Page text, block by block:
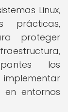
Linux,
prácticas,
proteger
los
implementar
entornos